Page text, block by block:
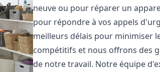
neuve ou pour réparer un
pour répondre à vos appels
meilleurs délais pour minimiser
compétitifs et nous offrons des
de notre travail. Notre équipe